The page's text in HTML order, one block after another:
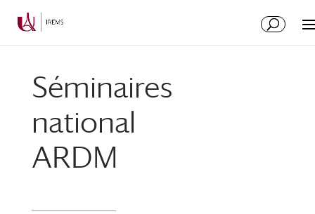
Séminaires
national
ARDM